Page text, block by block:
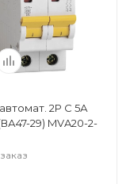
2Р С 5А
29) MVA20-2-